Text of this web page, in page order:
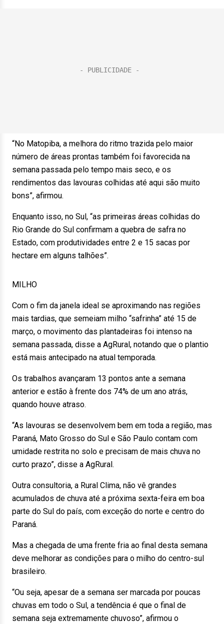
“No Matopiba, a melhora do ritmo trazida pelo maior
número de áreas prontas também foi favorecida na
semana passada pelo tempo mais seco, e os
rendimentos das lavouras colhidas até aqui são muito
bons”, afirmou.
Enquanto isso, no Sul, “as primeiras áreas colhidas do
Rio Grande do Sul confirmam a quebra de safra no
Estado, com produtividades entre 2 e 15 sacas por
hectare em alguns talhões”.
MILHO
Com o fim da janela ideal se aproximando nas regiões
mais tardias, que semeiam milho “safrinha” até 15 de
março, o movimento das plantadeiras foi intenso na
semana passada, disse a AgRural, notando que o plantio
está mais antecipado na atual temporada.
Os trabalhos avançaram 13 pontos ante a semana
anterior e estão à frente dos 74% de um ano atrás,
quando houve atraso.
“As lavouras se desenvolvem bem em toda a região, mas
Paraná, Mato Grosso do Sul e São Paulo contam com
umidade restrita no solo e precisam de mais chuva no
curto prazo”, disse a AgRural.
Outra consultoria, a Rural Clima, não vê grandes
acumulados de chuva até a próxima sexta-feira em boa
parte do Sul do país, com exceção do norte e centro do
Paraná.
Mas a chegada de uma frente fria ao final desta semana
deve melhorar as condições para o milho do centro-sul
brasileiro.
“Ou seja, apesar de a semana ser marcada por poucas
chuvas em todo o Sul, a tendência é que o final de
semana seja extremamente chuvoso”, afirmou o